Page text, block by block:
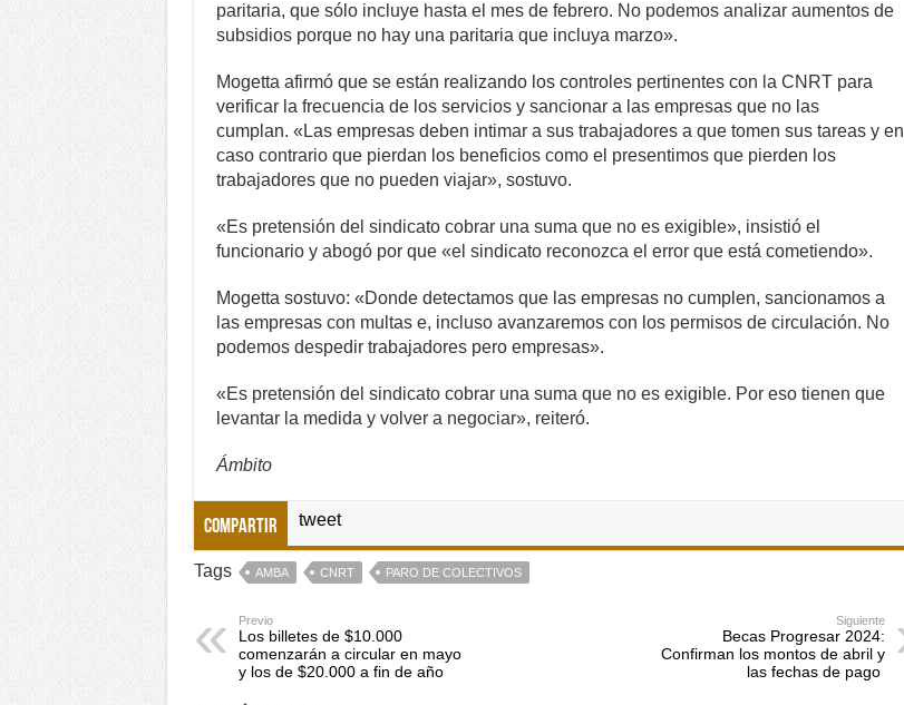
paritaria, que sólo incluye hasta el mes de febrero. No podemos analizar aumentos de
subsidios porque no hay una paritaria que incluya marzo».
Mogetta afirmó que se están realizando los controles pertinentes con la CNRT para
verificar la frecuencia de los servicios y sancionar a las empresas que no las
cumplan. «Las empresas deben intimar a sus trabajadores a que tomen sus tareas y en
caso contrario que pierdan los beneficios como el presentimos que pierden los
trabajadores que no pueden viajar», sostuvo.
«Es pretensión del sindicato cobrar una suma que no es exigible», insistió el
funcionario y abogó por que «el sindicato reconozca el error que está cometiendo».
Mogetta sostuvo: «Donde detectamos que las empresas no cumplen, sancionamos a
las empresas con multas e, incluso avanzaremos con los permisos de circulación. No
podemos despedir trabajadores pero empresas».
«Es pretensión del sindicato cobrar una suma que no es exigible. Por eso tienen que
levantar la medida y volver a negociar», reiteró.
Ámbito
Compartir tweet
Tags AMBA CNRT PARO DE COLECTIVOS
Previo
Los billetes de $10.000
comenzarán a circular en mayo
y los de $20.000 a fin de año
Siguiente
Becas Progresar 2024:
Confirman los montos de abril y
las fechas de pago